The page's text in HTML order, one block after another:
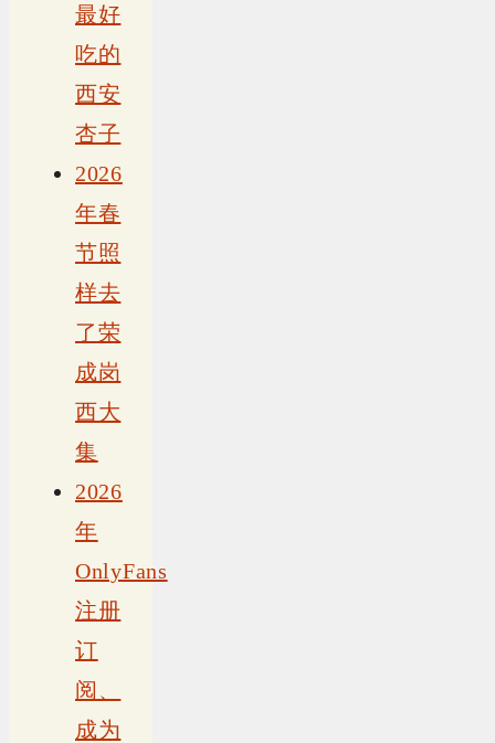
最好
吃的
西安
杏子
2026
年春
节照
样去
了荣
成岗
西大
集
2026
年
OnlyFans
注册
订
阅、
成为